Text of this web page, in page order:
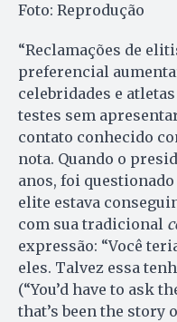
Foto: Reprodução
“Reclamações de
preferencial
celebridades e
testes sem
contato conhecido
nota. Quando o
anos, foi questionado
elite estava
com sua tradicional
expressão: “Você
eles. Talvez essa
(“You’d have to ask
that’s been the story